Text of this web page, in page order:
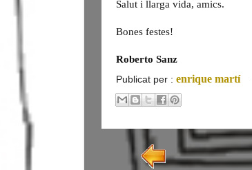
Salut i llarga vida, amics.
Bones festes!
Roberto Sanz
Publicat per : enrique martí